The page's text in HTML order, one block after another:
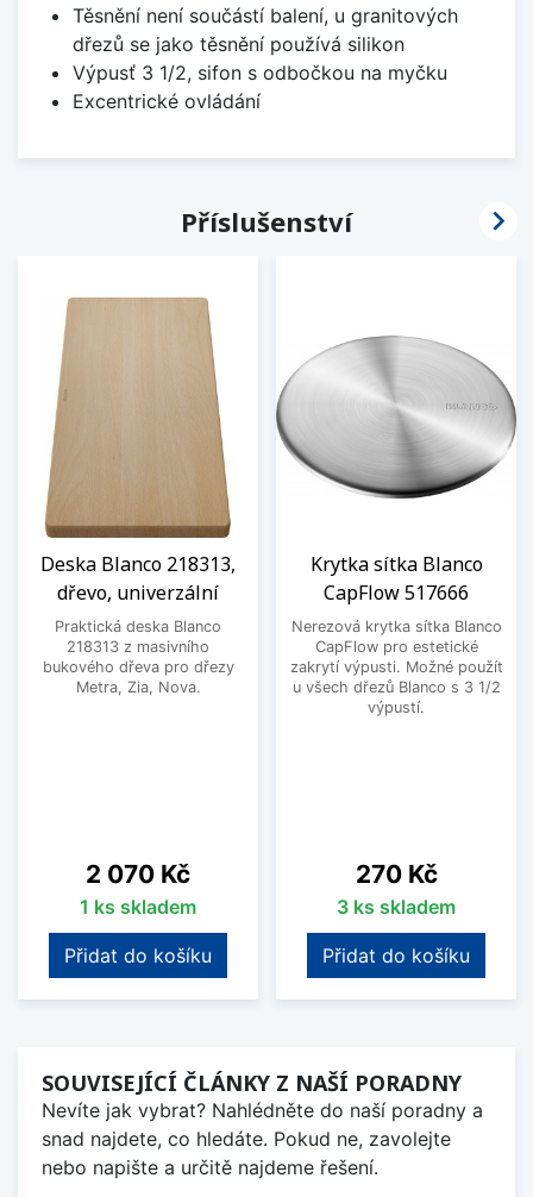
Těsnění není součástí balení, u granitových
dřezů se jako těsnění používá silikon
Výpusť 3 1/2, sifon s odbočkou na myčku
Excentrické ovládání
Příslušenství
Deska Blanco 218313,
dřevo, univerzální
Praktická deska Blanco
218313 z masivního
bukového dřeva pro dřezy
Metra, Zia, Nova.
Cena
2 070 Kč
1 ks skladem
Přidat do košíku
Krytka sítka Blanco
CapFlow 517666
Nerezová krytka sítka Blanco
CapFlow pro estetické
zakrytí výpusti. Možné použít
u všech dřezů Blanco s 3 1/2
výpustí.
Cena
270 Kč
3 ks skladem
Přidat do košíku

SOUVISEJÍCÍ ČLÁNKY Z NAŠÍ PORADNY
Nevíte jak vybrat? Nahlédněte do naší poradny a
snad najdete, co hledáte. Pokud ne, zavolejte
nebo napište a určitě najdeme řešení.